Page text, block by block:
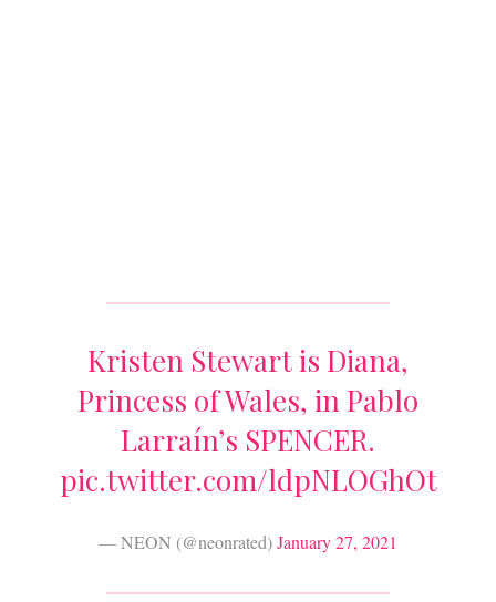
Kristen Stewart is Diana,
Princess of Wales, in Pablo
Larraín’s SPENCER.
pic.twitter.com/ldpNLOGhOt
— NEON (@neonrated)January 27, 2021